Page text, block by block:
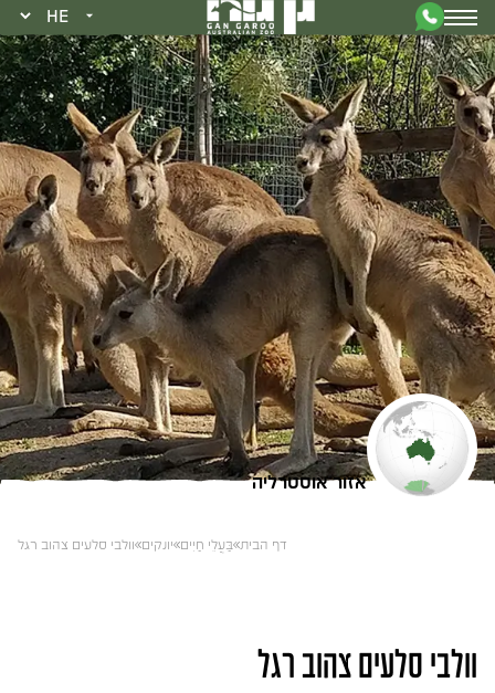
דף הבית בַּעֲלֵי חַיִים יונקים וולבי סלעים צהוב רגל
אזור אוסטרליה
וולבי סלעים צהוב רגל